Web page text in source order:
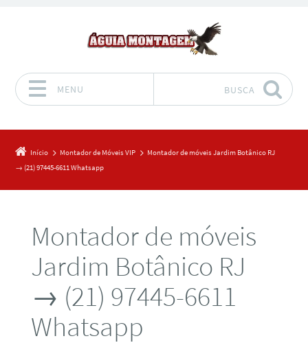
MENU BUSCA
Início Montador de Móveis VIP
Montador de móveis Jardim Botânico RJ
→ (21) 97445-6611 Whatsapp
Montador de móveis
Jardim Botânico RJ
→ (21) 97445-6611
Whatsapp